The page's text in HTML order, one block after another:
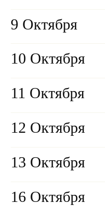
9 Октября
10 Октября
11 Октября
12 Октября
13 Октября
16 Октября